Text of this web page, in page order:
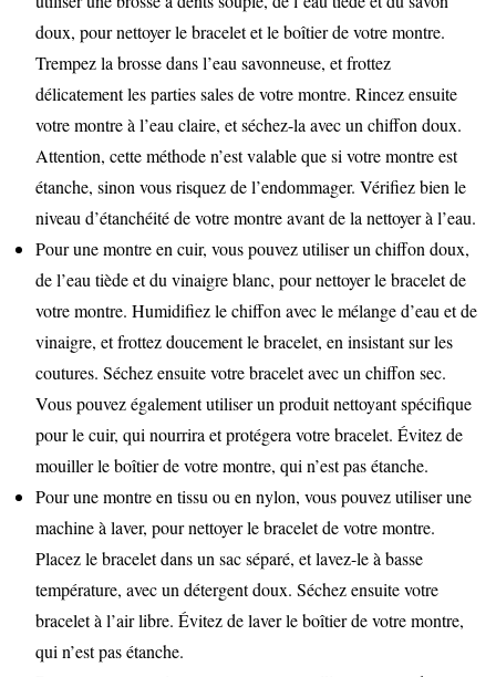
doux, pour nettoyer le bracelet et le boîtier de votre montre.
Trempez la brosse dans l’eau savonneuse, et frottez
délicatement les parties sales de votre montre. Rincez ensuite
votre montre à l’eau claire, et séchez-la avec un chiffon doux.
Attention, cette méthode n’est valable que si votre montre est
étanche, sinon vous risquez de l’endommager. Vérifiez bien le
niveau d’étanchéité de votre montre avant de la nettoyer à l’eau.
Pour une montre en cuir, vous pouvez utiliser un chiffon doux,
de l’eau tiède et du vinaigre blanc, pour nettoyer le bracelet de
votre montre. Humidifiez le chiffon avec le mélange d’eau et de
vinaigre, et frottez doucement le bracelet, en insistant sur les
coutures. Séchez ensuite votre bracelet avec un chiffon sec.
Vous pouvez également utiliser un produit nettoyant spécifique
pour le cuir, qui nourrira et protégera votre bracelet. Évitez de
mouiller le boîtier de votre montre, qui n’est pas étanche.
Pour une montre en tissu ou en nylon, vous pouvez utiliser une
machine à laver, pour nettoyer le bracelet de votre montre.
Placez le bracelet dans un sac séparé, et lavez-le à basse
température, avec un détergent doux. Séchez ensuite votre
bracelet à l’air libre. Évitez de laver le boîtier de votre montre,
qui n’est pas étanche.